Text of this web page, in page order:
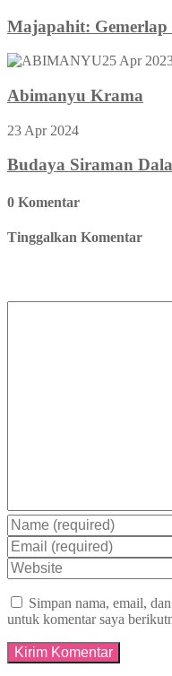
Majapahit:
25 Apr
Abimanyu Krama
23 Apr 2024
Budaya Siraman
0 Komentar
Tinggalkan Komentar
Simpan nama, email,
untuk komentar saya